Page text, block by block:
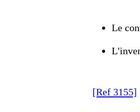
Le
[Ref 3155]